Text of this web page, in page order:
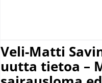
Veli-Matti
uutta tietoa –